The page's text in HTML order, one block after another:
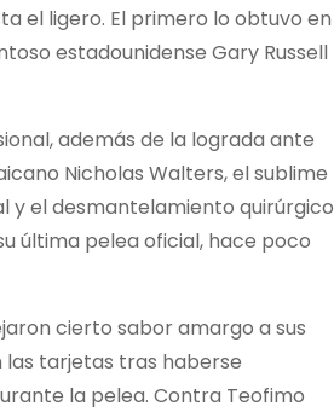
el ligero. El primero lo obtuvo en
estadounidense Gary Russell
además de la lograda ante
Nicholas Walters, el sublime
y el desmantelamiento quirúrgico
última pelea oficial, hace poco
cierto sabor amargo a sus
las tarjetas tras haberse
la pelea. Contra Teofimo